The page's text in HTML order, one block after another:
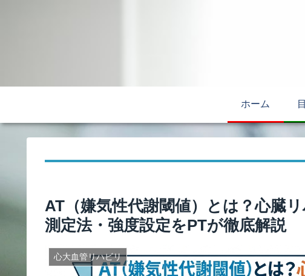
ホーム
AT（嫌気性代謝閾値）とは？心臓
測定法・強度設定をPTが徹底解説
心大血管リハビリ